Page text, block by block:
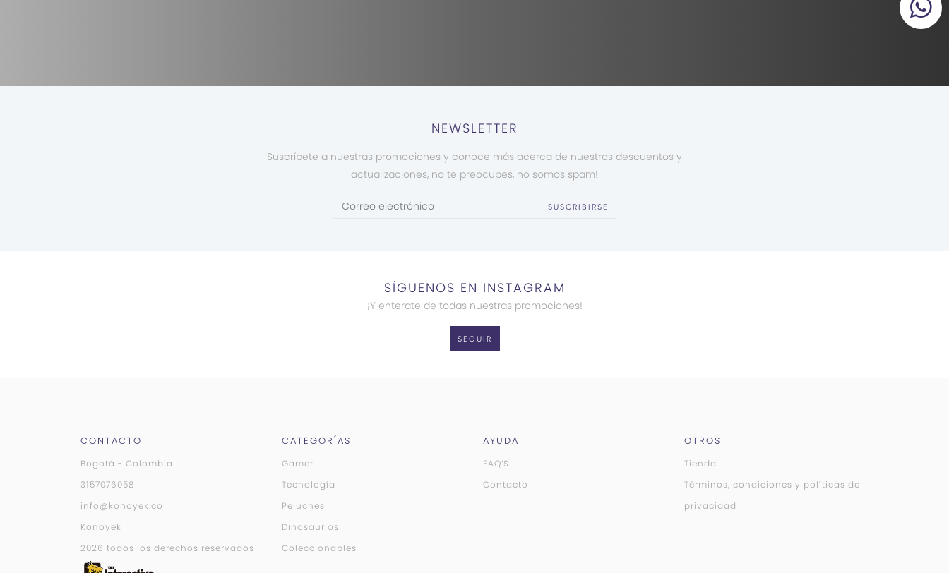
NEWSLETTER
Suscríbete a nuestras promociones y conoce más acerca de nuestros descuentos y
actualizaciones, no te preocupes, no somos spam!
SUSCRIBIRSE
SÍGUENOS EN INSTAGRAM
¡Y enterate de todas nuestras promociones!
SEGUIR
CONTACTO
Bogotá - Colombia
3157076058
info@konoyek.co
Konoyek
2026 todos los derechos reservados
CATEGORÍAS
Gamer
Tecnología
Peluches
Dinosaurios
Coleccionables
AYUDA
FAQ’S
Contacto
OTROS
Tienda
Términos, condiciones y políticas de
privacidad